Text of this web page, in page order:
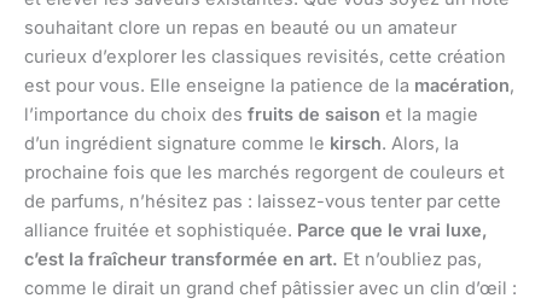
souhaitant clore un repas en beauté ou un amateur
curieux d’explorer les classiques revisités, cette création
est pour vous. Elle enseigne la patience de la macération,
l’importance du choix des fruits de saison et la magie
d’un ingrédient signature comme le kirsch. Alors, la
prochaine fois que les marchés regorgent de couleurs et
de parfums, n’hésitez pas : laissez-vous tenter par cette
alliance fruitée et sophistiquée. Parce que le vrai luxe,
c’est la fraîcheur transformée en art. Et n’oubliez pas,
comme le dirait un grand chef pâtissier avec un clin d’œil :